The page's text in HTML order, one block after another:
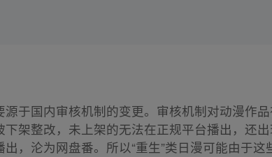
于国内审核机制的变更。审核机制对动漫作
架整改，未上架的无法在正规平台播出，还
，沦为网盘番。所以“重生”类日漫可能由于这